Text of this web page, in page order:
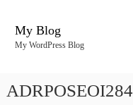
My Blog
My WordPress Blog
ADRPOSEOI284